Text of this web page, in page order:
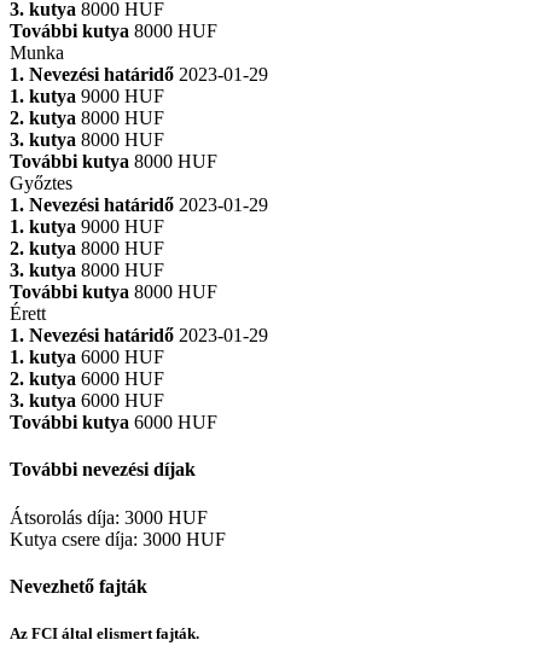
3. kutya 8000 HUF
További kutya 8000 HUF
Munka
1. Nevezési határidő 2023-01-29
1. kutya 9000 HUF
2. kutya 8000 HUF
3. kutya 8000 HUF
További kutya 8000 HUF
Győztes
1. Nevezési határidő 2023-01-29
1. kutya 9000 HUF
2. kutya 8000 HUF
3. kutya 8000 HUF
További kutya 8000 HUF
Érett
1. Nevezési határidő 2023-01-29
1. kutya 6000 HUF
2. kutya 6000 HUF
3. kutya 6000 HUF
További kutya 6000 HUF
További nevezési díjak
Átsorolás díja: 3000 HUF
Kutya csere díja: 3000 HUF
Nevezhető fajták
Az FCI által elismert fajták.